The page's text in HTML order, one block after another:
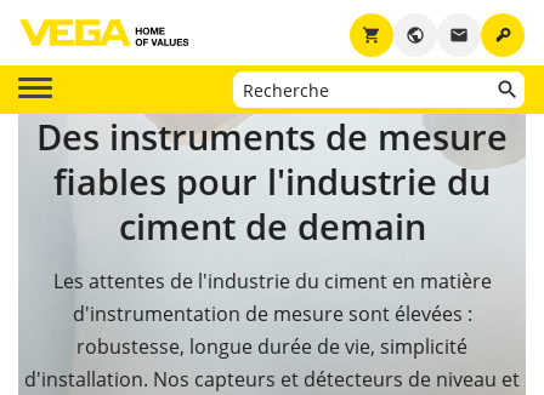
key
email
public
shopping_cart
Des instruments de mesure
fiables pour l'industrie du
ciment de demain
Les attentes de l'industrie du ciment en matière
d'instrumentation de mesure sont élevées :
robustesse, longue durée de vie, simplicité
d'installation. Nos capteurs et détecteurs de niveau et